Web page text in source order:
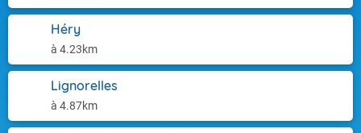
Héry
à 4.23km
Lignorelles
à 4.87km